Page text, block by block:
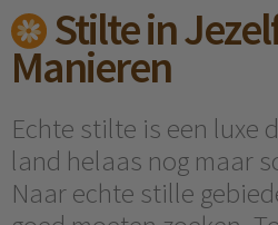
Stilte in
Manieren
Echte stilte is een luxe
land helaas nog maar
Naar echte stille